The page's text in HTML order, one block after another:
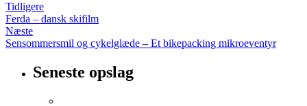
Tidligere
Ferda – dansk skifilm
Næste
Sensommersmil og cykelglæde – Et bikepacking mikroeventyr
Seneste opslag